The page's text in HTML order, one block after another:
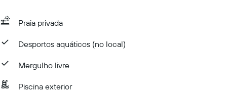
Praia privada
Desportos aquáticos (no local)
Mergulho livre
Piscina exterior